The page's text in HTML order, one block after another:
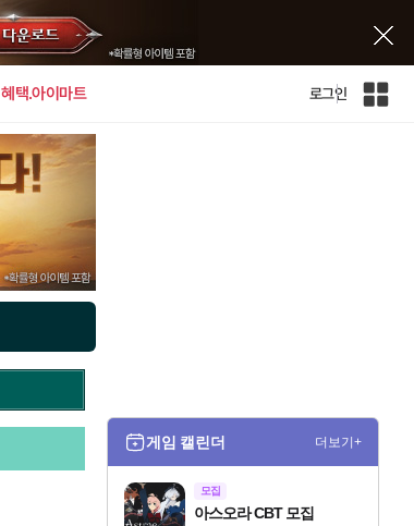
혜택.아이마트 로그인
인
게임 캘린더 더보기+
모집
아스오라 CBT 모집